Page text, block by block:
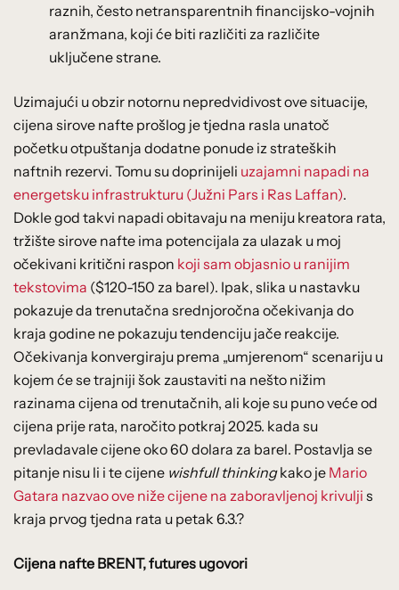
raznih, često netransparentnih financijsko-vojnih
aranžmana, koji će biti različiti za različite
uključene strane.
Uzimajući u obzir notornu nepredvidivost ove situacije,
cijena sirove nafte prošlog je tjedna rasla unatoč
početku otpuštanja dodatne ponude iz strateških
naftnih rezervi. Tomu su doprinijeli uzajamni napadi na
energetsku infrastrukturu (Južni Pars i Ras Laffan).
Dokle god takvi napadi obitavaju na meniju kreatora rata,
tržište sirove nafte ima potencijala za ulazak u moj
očekivani kritični raspon koji sam objasnio u ranijim
tekstovima ($120-150 za barel). Ipak, slika u nastavku
pokazuje da trenutačna srednjoročna očekivanja do
kraja godine ne pokazuju tendenciju jače reakcije.
Očekivanja konvergiraju prema „umjerenom“ scenariju u
kojem će se trajniji šok zaustaviti na nešto nižim
razinama cijena od trenutačnih, ali koje su puno veće od
cijena prije rata, naročito potkraj 2025. kada su
prevladavale cijene oko 60 dolara za barel. Postavlja se
pitanje nisu li i te cijene wishfull thinkingkako je Mario
Gatara nazvao ove niže cijene na zaboravljenoj krivulji s
kraja prvog tjedna rata u petak 6.3.?
Cijena nafte BRENT, futures ugovori